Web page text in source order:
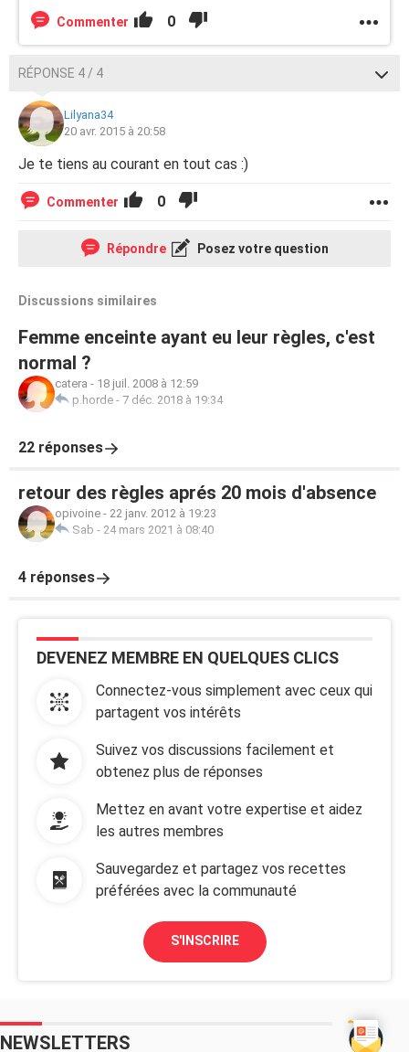
Commenter 0
RÉPONSE 4 / 4
Lilyana34
20 avr. 2015 à 20:58
Je te tiens au courant en tout cas :)
Commenter 0
Répondre Posez votre question
Discussions similaires
Femme enceinte ayant eu leur règles, c'est
normal ?
catera - 18 juil. 2008 à 12:59
p.horde - 7 déc. 2018 à 19:34
22 réponses
retour des règles aprés 20 mois d'absence
opivoine - 22 janv. 2012 à 19:23
Sab - 24 mars 2021 à 08:40
4 réponses
DEVENEZ MEMBRE EN QUELQUES CLICS
Connectez-vous simplement avec ceux qui
partagent vos intérêts
Suivez vos discussions facilement et
obtenez plus de réponses
Mettez en avant votre expertise et aidez
les autres membres
Sauvegardez et partagez vos recettes
préférées avec la communauté
S'INSCRIRE
NEWSLETTERS